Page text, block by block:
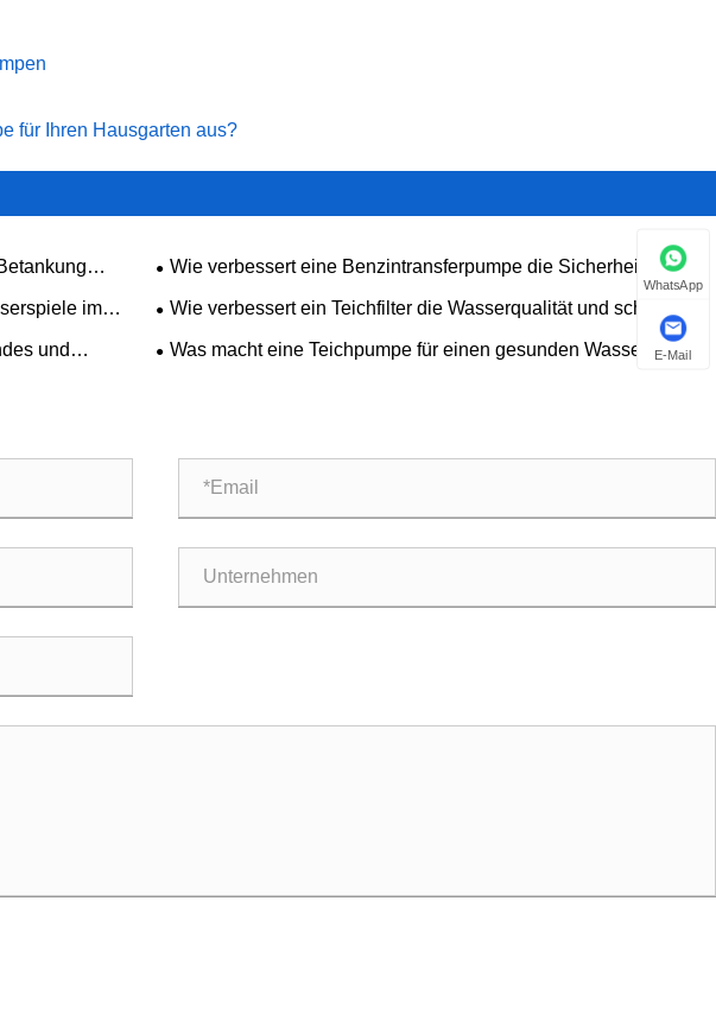
für Ihren Hausgarten aus?
Wie verbessert eine Benzintransferpumpe die Sicherheit und
Effizienz bei der Kraftstoffhandhabung?
im
Wie verbessert ein Teichfilter die Wasserqualität und schafft ein
gesundes aquatisches Ökosystem?
und
Was macht eine Teichpumpe für einen gesunden Wassergarten
WhatsApp
E-Mail